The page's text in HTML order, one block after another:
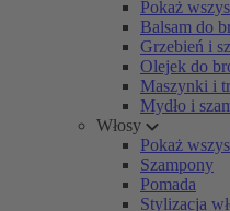
Pokaż
Balsam do
Grzebień i
Olejek do
Maszynki i
Mydło i
Włosy
Pokaż
Szampony
Pomada
Stylizacja